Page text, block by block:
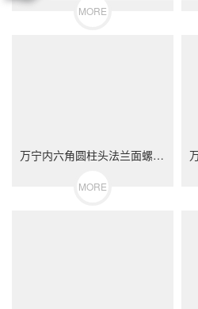
MORE
万宁内六角圆柱头法兰面螺栓 不锈钢（304/316）碳钢 合金钢
MORE